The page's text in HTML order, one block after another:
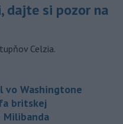
dajte si pozor na
Celzia.
vo Washingtone
britskej
Milibanda